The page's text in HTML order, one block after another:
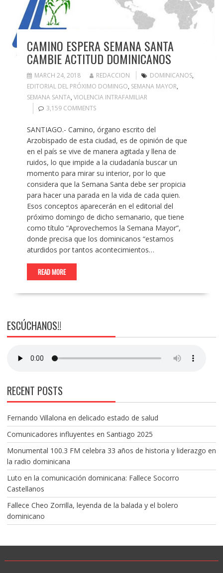
CAMINO ESPERA SEMANA SANTA
CAMBIE ACTITUD DOMINICANOS
MARCH 24, 2018 REDACCION DOMINICANOS,
EDITORIAL DEL PRÓXIMO DOMINGO, SEMANA MAYOR,
SEMANA SANTA, VIOLENCIA INTRAFAMILIAR
3,159 COMMENTS
SANTIAGO.- Camino, órgano escrito del
Arzobispado de esta ciudad, es de opinión de que
en el país se vive de manera agitada y llena de
ruidos, lo que impide a la ciudadanía buscar un
momento para mirar su interior, por lo que
considera que la Semana Santa debe ser propicia
para hacer una parada en la vida de cada quien.
Esos conceptos aparecerán en el editorial del
próximo domingo de dicho semanario, que tiene
como título “Aprovechemos la Semana Mayor”,
donde precisa que los dominicanos “estamos
aturdidos por tantos acontecimientos…
READ MORE
ESCÚCHANOS!!
RECENT POSTS
Fernando Villalona en delicado estado de salud
Comunicadores influyentes en Santiago 2025
Monumental 100.3 FM celebra 33 años de historia y liderazgo en
la radio dominicana
Luto en la comunicación dominicana: Fallece Socorro
Castellanos
Fallece Cheo Zorrilla, leyenda de la balada y el bolero
dominicano